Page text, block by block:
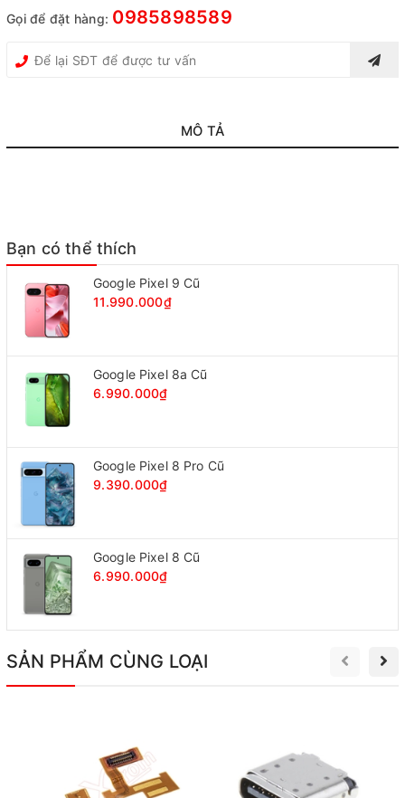
Gọi để đặt hàng: 0985898589
MÔ TẢ
Bạn có thể thích
Google Pixel 9 Cũ
11.990.000₫
Google Pixel 8a Cũ
6.990.000₫
Google Pixel 8 Pro Cũ
9.390.000₫
Google Pixel 8 Cũ
6.990.000₫
SẢN PHẨM CÙNG LOẠI